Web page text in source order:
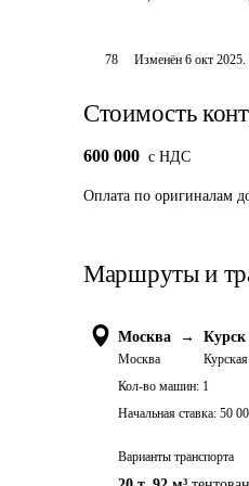
78 Изменён6 окт 2025.
Стоимость
600 000 c НДС
Оплата по оригиналам
Маршруты и
Москва →
Москва
Курск
Кол-во машин: 1
Начальная ставка: 50
Варианты транспорта